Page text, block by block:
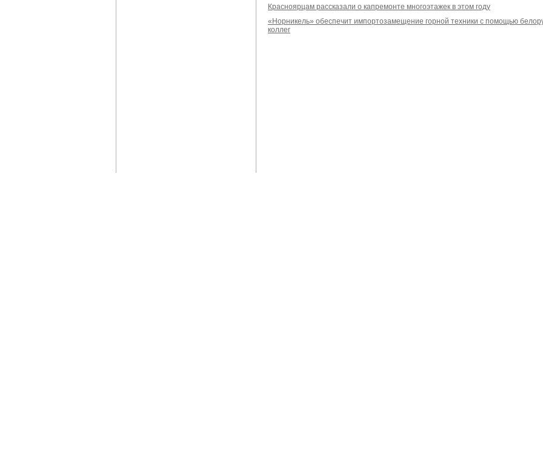
Красноярцам рассказали о капремонте многоэтажек в этом году
«Норникель» обеспечит импортозамещение горной техники с помощью
коллег